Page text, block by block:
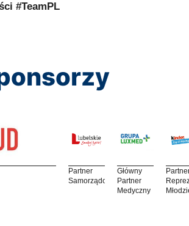
#TeamPL
Partner
Samorządowy
Główny
Partner
Medyczny